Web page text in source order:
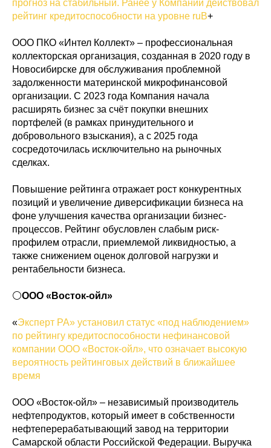
прогноз на стабильный. Ранее у Компании действовал
рейтинг кредитоспособности на уровне ruB+
ООО ПКО «Интел Коллект» – профессиональная
коллекторская организация, созданная в 2020 году в
Новосибирске для обслуживания проблемной
задолженности материнской микрофинансовой
организации. С 2023 года Компания начала
расширять бизнес за счёт покупки внешних
портфелей (в рамках принудительного и
добровольного взыскания), а с 2025 года
сосредоточилась исключительно на рыночных
сделках.
Повышение рейтинга отражает рост конкурентных
позиций и увеличение диверсификации бизнеса на
фоне улучшения качества организации бизнес-
процессов. Рейтинг обусловлен слабым риск-
профилем отрасли, приемлемой ликвидностью, а
также снижением оценок долговой нагрузки и
рентабельности бизнеса.
⚪️ООО «Восток-ойл»
«Эксперт РА» установил статус «под наблюдением»
по рейтингу кредитоспособности нефинансовой
компании ООО «Восток-ойл», что означает высокую
вероятность рейтинговых действий в ближайшее
время
ООО «Восток-ойл» – независимый производитель
нефтепродуктов, который имеет в собственности
нефтеперерабатывающий завод на территории
Самарской области Российской Федерации. Выручка